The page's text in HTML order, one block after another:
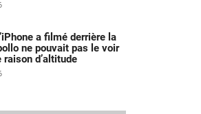
a filmé derrière la
ne pouvait pas le voir
raison d’altitude